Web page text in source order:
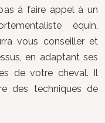
à faire appel à un
équin,
vous conseiller et
en adaptant ses
de votre cheval. Il
des techniques de